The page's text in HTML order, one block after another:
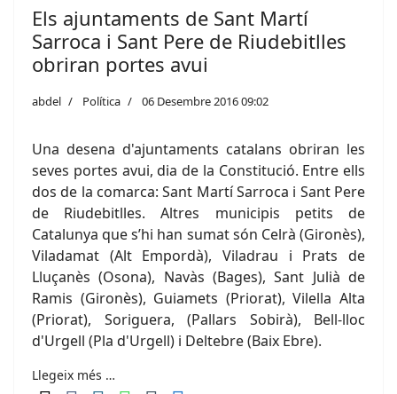
Els ajuntaments de Sant Martí
Sarroca i Sant Pere de Riudebitlles
obriran portes avui
abdel Política 06 Desembre 2016 09:02
Una desena d'ajuntaments catalans obriran les
seves portes avui, dia de la Constitució. Entre ells
dos de la comarca: Sant Martí Sarroca i Sant Pere
de Riudebitlles. Altres municipis petits de
Catalunya que s’hi han sumat són Celrà (Gironès),
Viladamat (Alt Empordà), Viladrau i Prats de
Lluçanès (Osona), Navàs (Bages), Sant Julià de
Ramis (Gironès), Guiamets (Priorat), Vilella Alta
(Priorat), Soriguera, (Pallars Sobirà), Bell-lloc
d'Urgell (Pla d'Urgell) i Deltebre (Baix Ebre).
Llegeix més …